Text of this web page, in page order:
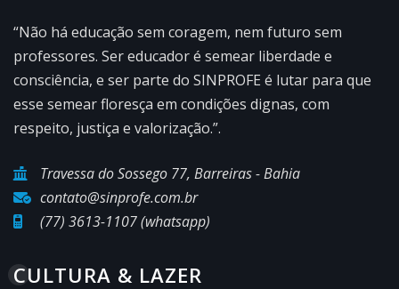
“Não há educação sem coragem, nem futuro sem
professores. Ser educador é semear liberdade e
consciência, e ser parte do SINPROFE é lutar para que
esse semear floresça em condições dignas, com
respeito, justiça e valorização.”.
Travessa do Sossego 77, Barreiras - Bahia
contato@sinprofe.com.br
(77) 3613-1107 (whatsapp)
CULTURA & LAZER